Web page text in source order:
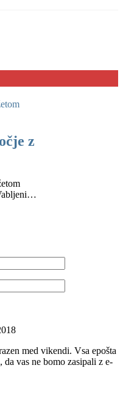
z
med vikendi. Vsa epošta
vas ne bomo zasipali z e-